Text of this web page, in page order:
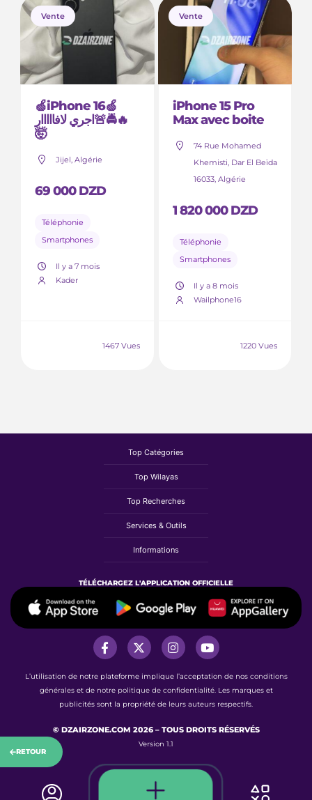
Vente
🍏iPhone 16🍏
اجري لافااااار🚨🚔🔥
🤯
Jijel, Algérie
69 000 DZD
Téléphonie
Smartphones
Il y a 7 mois
Kader
1467 Vues
Vente
iPhone 15 Pro
Max avec boite
74 Rue Mohamed
Khemisti, Dar El Beïda
16033, Algérie
1 820 000 DZD
Téléphonie
Smartphones
Il y a 8 mois
Wailphone16
1220 Vues
Top Catégories
Top Wilayas
Top Recherches
Services & Outils
Informations
TÉLÉCHARGEZ L'APPLICATION OFFICIELLE
L’utilisation de notre plateforme implique l’acceptation de nos conditions
généraleset de notre politique de confidentialité.Les marques et
publicités sont la propriété de leurs auteurs respectifs.
© DZAIRZONE.COM 2026 – TOUS DROITS RÉSERVÉS
Version 1.1
RETOUR